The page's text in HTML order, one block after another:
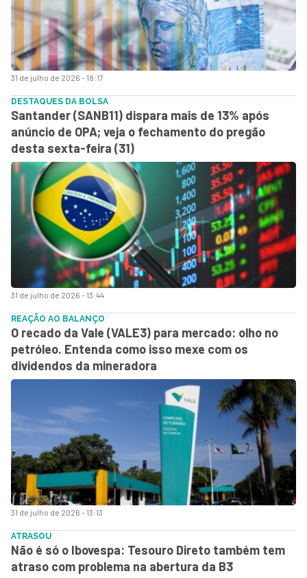
31 de julho de 2026 - 18:17
31 de julho de 2026 - 13:44
DESTAQUES DA BOLSA
Santander (SANB11) dispara mais de 13% após
anúncio de OPA; veja o fechamento do pregão
desta sexta-feira (31)
31 de julho de 2026 - 13:13
REAÇÃO AO BALANÇO
O recado da Vale (VALE3) para mercado: olho no
petróleo. Entenda como isso mexe com os
dividendos da mineradora
ATRASOU
Não é só o Ibovespa: Tesouro Direto também tem
atraso com problema na abertura da B3